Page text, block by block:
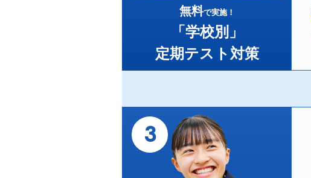
無料で実施！
「学校別」
定期テスト対策
3